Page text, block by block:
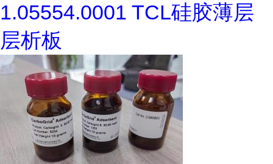
1.05554.0001 TCL硅胶薄层
层析板